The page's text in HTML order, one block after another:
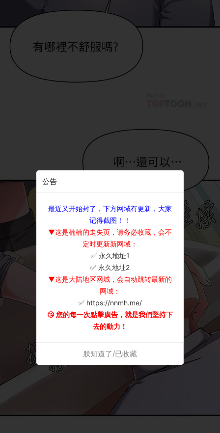
公告
最近又开始封了，下方网域有更新，大家
记得截图！！
▼这是楠楠的走失页，请务必收藏，会不
定时更新新网域：
✅ 永久地址1
✅ 永久地址2
▼这是大陆地区网域，会自动跳转最新的
网域：
✅ https://nnmh.me/
😘 您的每一次點擊廣告，就是我們堅持下
去的動力！
朕知道了/已收藏